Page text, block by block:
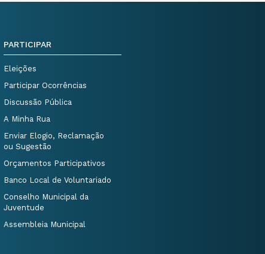
PARTICIPAR
Eleições
Participar Ocorrências
Discussão Pública
A Minha Rua
Enviar Elogio, Reclamação
ou Sugestão
Orçamentos Participativos
Banco Local de Voluntariado
Conselho Municipal da
Juventude
Assembleia Municipal